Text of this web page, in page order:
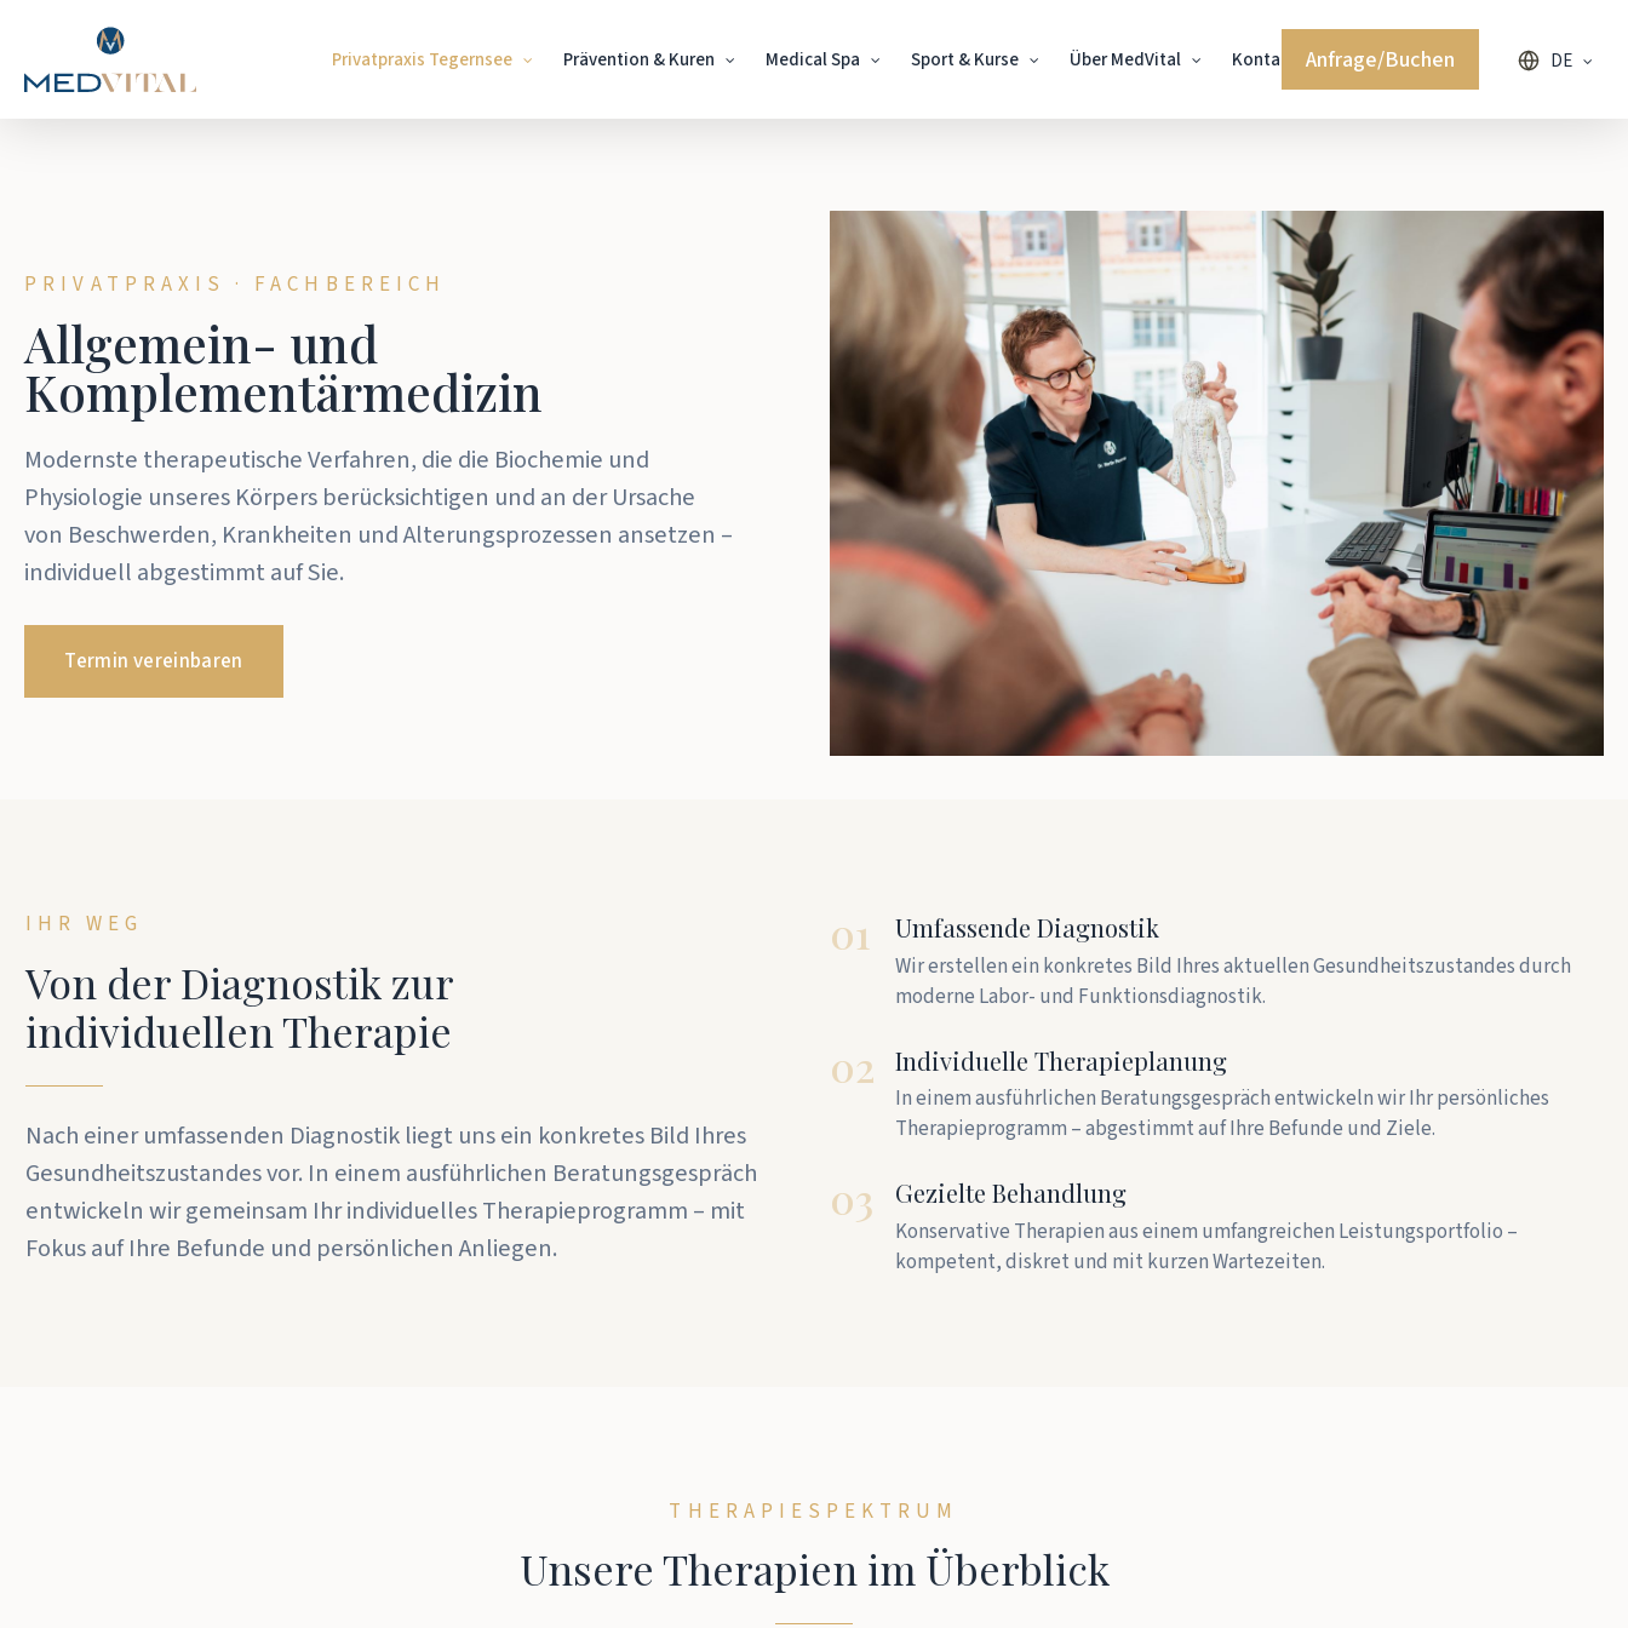
Hauptinhalt
springen
Privatpraxis Tegernsee Prävention & Kuren Medical Spa Sport & Kurse Über MedVital Kontakt Anfrage/Buchen DE
PRIVATPRAXIS · FACHBEREICH
Allgemein- und
Komplementärmedizin
Modernste therapeutische Verfahren, die die Biochemie und
Physiologie unseres Körpers berücksichtigen und an der Ursache
von Beschwerden, Krankheiten und Alterungsprozessen ansetzen –
individuell abgestimmt auf Sie.
Termin vereinbaren
IHR WEG
Von der Diagnostik zur
individuellen Therapie
Nach einer umfassenden Diagnostik liegt uns ein konkretes Bild Ihres
Gesundheitszustandes vor. In einem ausführlichen Beratungsgespräch
entwickeln wir gemeinsam Ihr individuelles Therapieprogramm – mit
Fokus auf Ihre Befunde und persönlichen Anliegen.
01 Umfassende Diagnostik
Wir erstellen ein konkretes Bild Ihres aktuellen Gesundheitszustandes durch
moderne Labor- und Funktionsdiagnostik.
02 Individuelle Therapieplanung
In einem ausführlichen Beratungsgespräch entwickeln wir Ihr persönliches
Therapieprogramm – abgestimmt auf Ihre Befunde und Ziele.
03 Gezielte Behandlung
Konservative Therapien aus einem umfangreichen Leistungsportfolio –
kompetent, diskret und mit kurzen Wartezeiten.
THERAPIESPEKTRUM
Unsere Therapien im Überblick